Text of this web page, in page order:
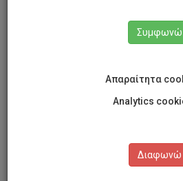
Συμφωνώ
Απαραίτητα
Analytics
Διαφωνώ